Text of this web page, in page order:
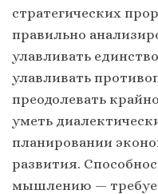
стратегических
правильно
улавливать
улавливать
преодолевать
уметь
планировании
развития.
мышлению —